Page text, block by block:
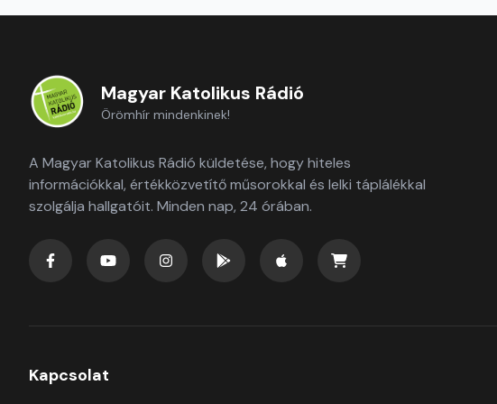
Magyar Katolikus Rádió
Örömhír mindenkinek!
A Magyar Katolikus Rádió küldetése, hogy hiteles
információkkal, értékközvetítő műsorokkal és lelki táplálékkal
szolgálja hallgatóit. Minden nap, 24 órában.
Kapcsolat